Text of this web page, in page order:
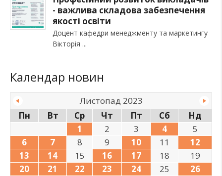
- важлива складова забезпечення
якості освіти
Доцент кафедри менеджменту та маркетингу
Вікторія
Календар новин
Листопад 2023
Пн
Вт Ср Чт Пт Сб
Нд
1
2 3 4
5
6
7 8 9 10 11
12
13
14 15 16 17 18
19
20
21 22 23 24 25
26